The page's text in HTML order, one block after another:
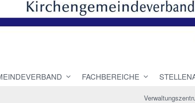
FACHBEREICHE